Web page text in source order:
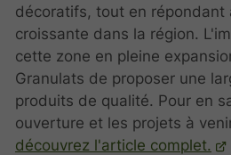
décoratifs, tout en répondant
croissante dans la région.
cette zone en pleine
Granulats de proposer une
produits de qualité. Pour en
ouverture et les projets à
découvrez l'article complet.